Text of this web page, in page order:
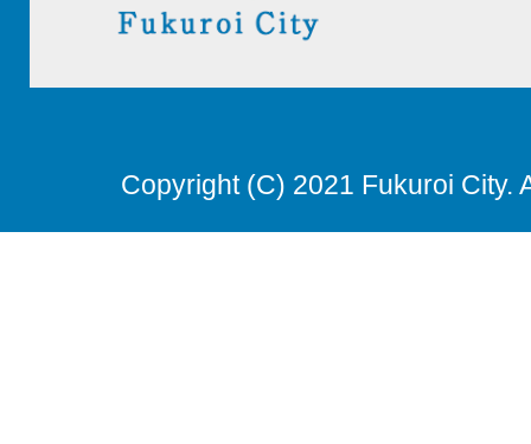
Copyright (C) 2021 Fukuroi City.